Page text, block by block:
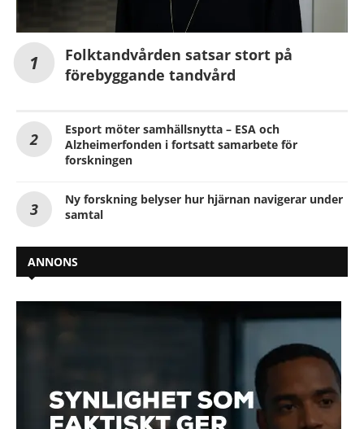
Folktandvården satsar stort på
förebyggande tandvård
Esport möter samhällsnytta – ESA och
Alzheimerfonden i fortsatt samarbete för
forskningen
Ny forskning belyser hur hjärnan navigerar under
samtal
ANNONS